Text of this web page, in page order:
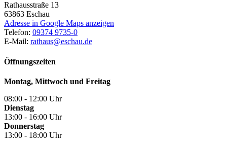
Rathausstraße 13
63863 Eschau
Adresse in Google Maps anzeigen
Telefon: 09374 9735-0
E-Mail: rathaus@eschau.de
Öffnungszeiten
Montag, Mittwoch und Freitag
08:00 - 12:00 Uhr
Dienstag
13:00 - 16:00 Uhr
Donnerstag
13:00 - 18:00 Uhr